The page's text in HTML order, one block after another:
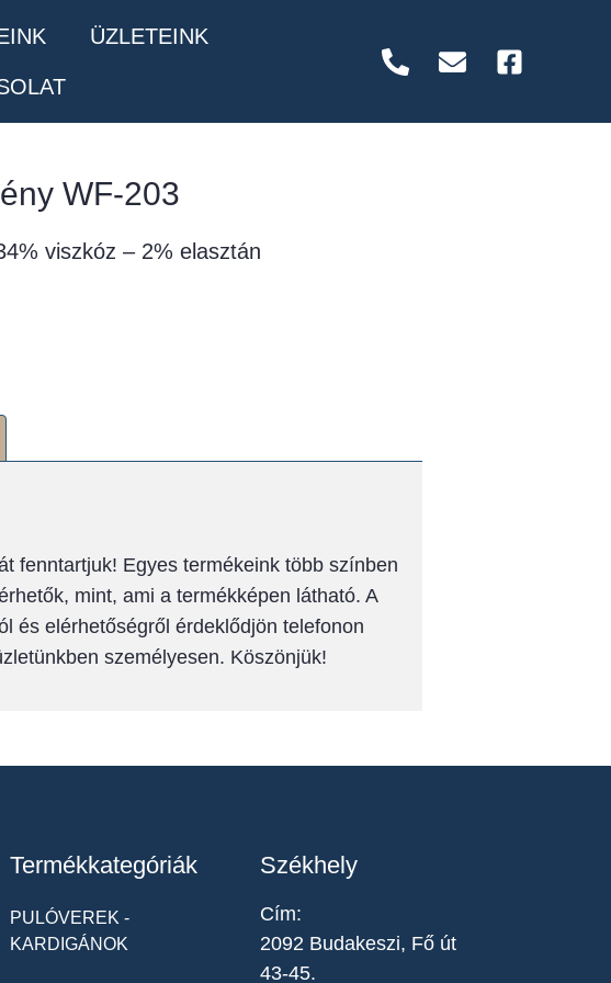
ÜZLETEINK
WF-203
viszkóz – 2% elasztán
fenntartjuk! Egyes termékeink több színben
mint, ami a termékképen látható. A
és elérhetőségről érdeklődjön telefonon
személyesen. Köszönjük!
Termékkategóriák
PULÓVEREK -
KARDIGÁNOK
Székhely
Cím:
2092 Budakeszi, Fő út
43-45.